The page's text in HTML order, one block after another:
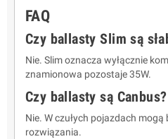
FAQ
Czy ballasty Slim są
Nie. Slim oznacza wyłącznie
znamionowa pozostaje 35W.
Czy ballasty są Canbus?
Nie. W czułych pojazdach
rozwiązania.